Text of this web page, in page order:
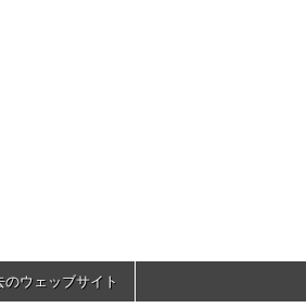
ひとりご
のウェッブサイト